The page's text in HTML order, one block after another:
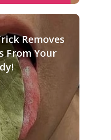
Removes
From Your